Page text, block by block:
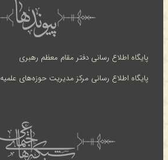
پایگاه اطلاع رسانی دفتر مقام معظم رهبری
پایگاه اطلاع رسانی مرکز مدیریت حوزه‌های علمیه